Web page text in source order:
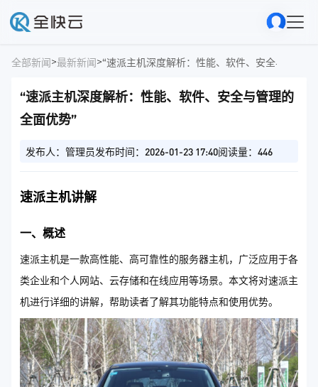
全部新闻>最新新闻>“速派主机深度解析：性能、软件、安全与管理的
“速派主机深度解析：性能、软件、安全与管理的
全面优势”
发布人：管理员发布时间：2026-01-23 17:40阅读量：446
速派主机讲解
一、概述
速派主机是一款高性能、高可靠性的服务器主机，广泛应用于各
类企业和个人网站、云存储和在线应用等场景。本文将对速派主
机进行详细的讲解，帮助读者了解其功能特点和使用优势。